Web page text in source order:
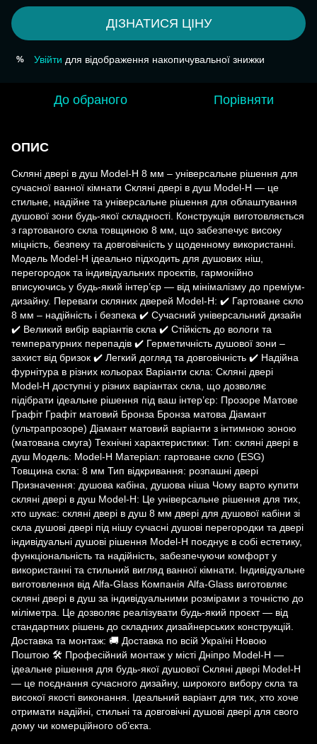
ДІЗНАТИСЯ ЦІНУ
% Увійти для відображення накопичувальної знижки
До обраного Порівняти
ОПИС
Скляні двері в душ Model-H 8 мм – універсальне рішення для
сучасної ванної кімнати Скляні двері в душ Model-H — це
стильне, надійне та універсальне рішення для облаштування
душової зони будь-якої складності. Конструкція виготовляється
з гартованого скла товщиною 8 мм, що забезпечує високу
міцність, безпеку та довговічність у щоденному використанні.
Модель Model-H ідеально підходить для душових ніш,
перегородок та індивідуальних проєктів, гармонійно
вписуючись у будь-який інтер’єр — від мінімалізму до преміум-
дизайну. Переваги скляних дверей Model-H: ✔️ Гартоване скло
8 мм – надійність і безпека ✔️ Сучасний універсальний дизайн
✔️ Великий вибір варіантів скла ✔️ Стійкість до вологи та
температурних перепадів ✔️ Герметичність душової зони –
захист від бризок ✔️ Легкий догляд та довговічність ✔️ Надійна
фурнітура в різних кольорах Варіанти скла: Скляні двері
Model-H доступні у різних варіантах скла, що дозволяє
підібрати ідеальне рішення під ваш інтер’єр: Прозоре Матове
Графіт Графіт матовий Бронза Бронза матова Діамант
(ультрапрозоре) Діамант матовий варіанти з інтимною зоною
(матована смуга) Технічні характеристики: Тип: скляні двері в
душ Модель: Model-H Матеріал: гартоване скло (ESG)
Товщина скла: 8 мм Тип відкривання: розпашні двері
Призначення: душова кабіна, душова ніша Чому варто купити
скляні двері в душ Model-H: Це універсальне рішення для тих,
хто шукає: скляні двері в душ 8 мм двері для душової кабіни зі
скла душові двері під нішу сучасні душові перегородки та двері
індивідуальні душові рішення Model-H поєднує в собі естетику,
функціональність та надійність, забезпечуючи комфорт у
використанні та стильний вигляд ванної кімнати. Індивідуальне
виготовлення від Alfa-Glass Компанія Alfa-Glass виготовляє
скляні двері в душ за індивідуальними розмірами з точністю до
міліметра. Це дозволяє реалізувати будь-який проєкт — від
стандартних рішень до складних дизайнерських конструкцій.
Доставка та монтаж: 🚚 Доставка по всій Україні Новою
Поштою 🛠 Професійний монтаж у місті Дніпро Model-H —
ідеальне рішення для будь-якої душової Скляні двері Model-H
— це поєднання сучасного дизайну, широкого вибору скла та
високої якості виконання. Ідеальний варіант для тих, хто хоче
отримати надійні, стильні та довговічні душові двері для свого
дому чи комерційного об’єкта.